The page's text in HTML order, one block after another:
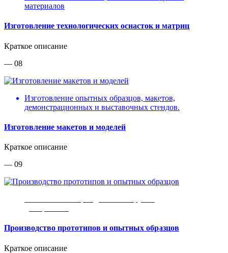
материалов
Изготовление технологических оснасток и матриц
Краткое описание
— 08
Изготовление опытных образцов, макетов,
демонстрационных и выставочных стендов.
Изготовление макетов и моделей
Краткое описание
— 09
Производство прототипов и опытных образцов
Краткое описание